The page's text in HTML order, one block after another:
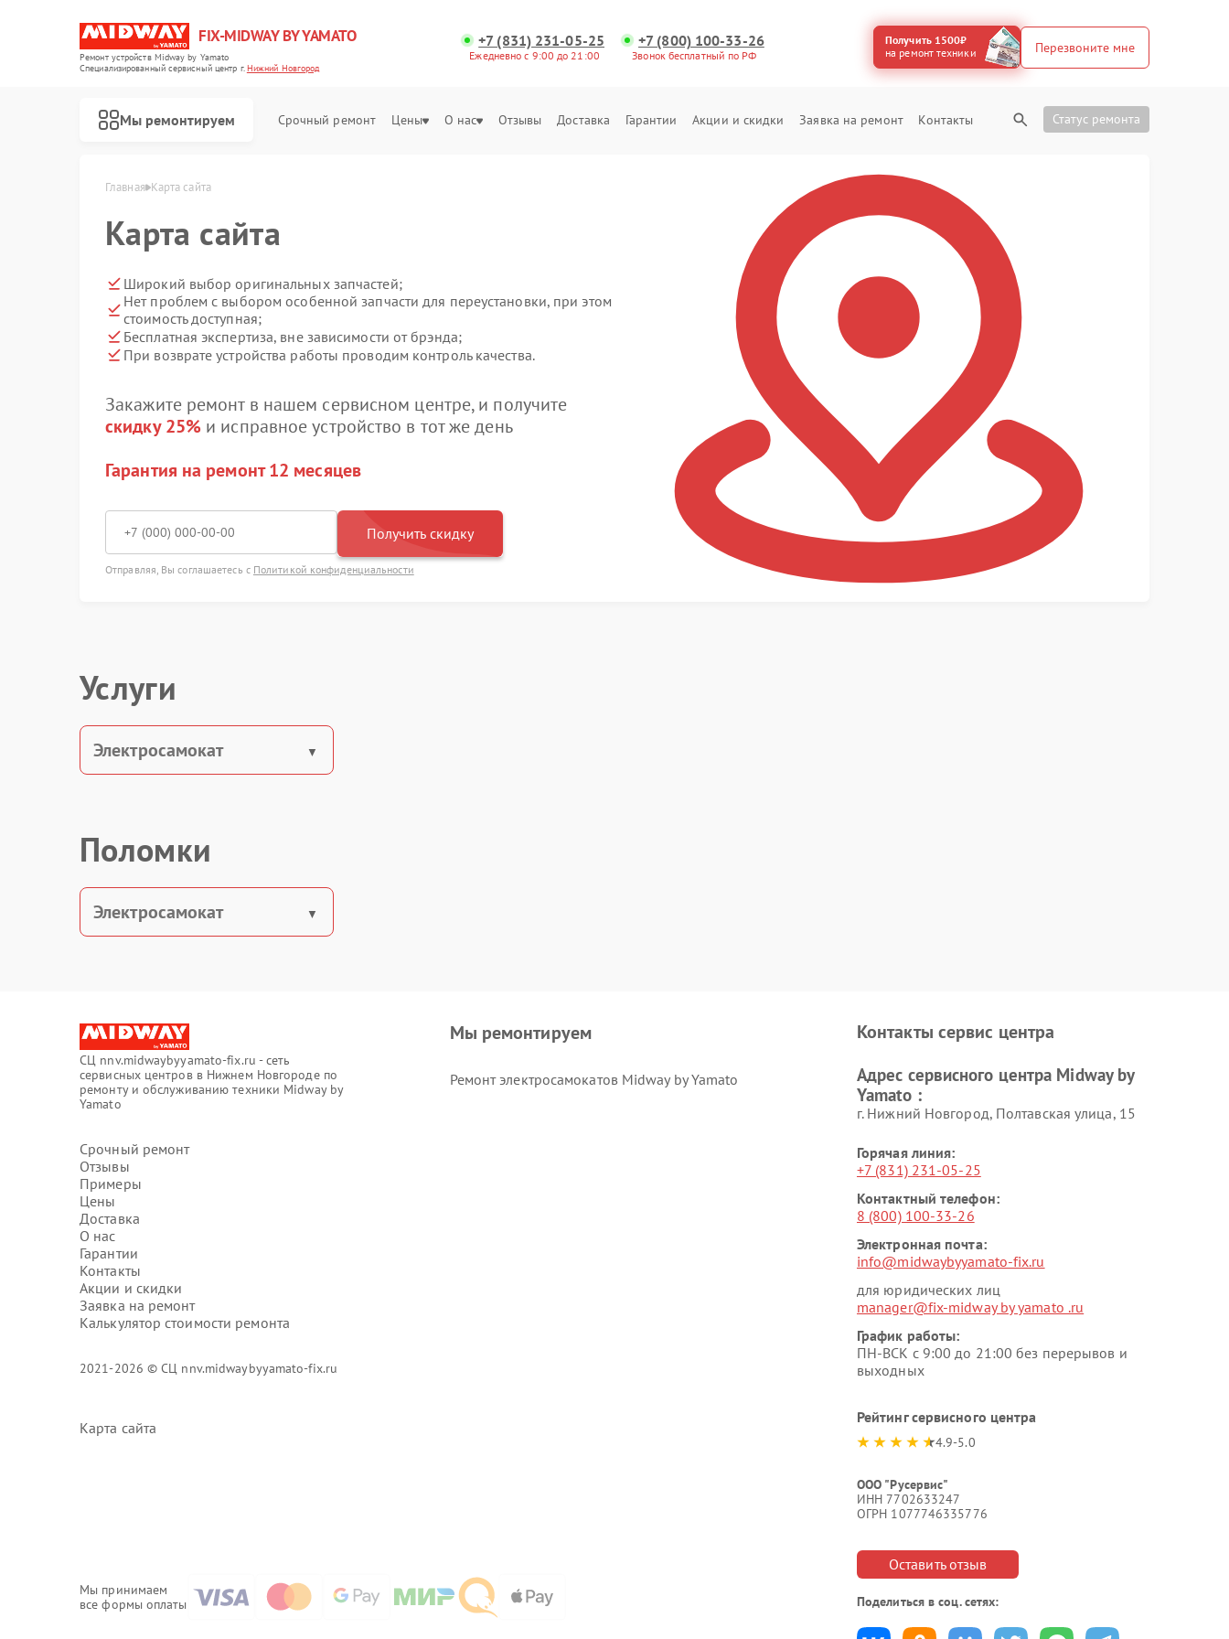
FIX-MIDWAY BY YAMATO
Ремонт устройств Midway by Yamato
Специализированный cервисный центр г.Нижний Новгород
+7 (831) 231-05-25
Ежедневно с 9:00 до 21:00
+7 (800) 100-33-26
Звонок бесплатный по РФ
Получить 1500₽
на ремонт техники
Перезвоните мне
Мы ремонтируем Срочный ремонт Цены О нас Отзывы Доставка Гарантии Акции и скидки Заявка на ремонт Контакты Статус ремонта
Главная Карта сайта
Карта сайта
Широкий выбор оригинальных запчастей;
Нет проблем с выбором особенной запчасти для переустановки, при этом
стоимость доступная;
Бесплатная экспертиза, вне зависимости от брэнда;
При возврате устройства работы проводим контроль качества.
Закажите ремонт в нашем сервисном центре, и получите
скидку 25% и исправное устройство в тот же день
Гарантия на ремонт 12 месяцев
Получить скидку
Отправляя, Вы соглашаетесь с Политикой конфиденциальности
Услуги
Электросамокат
Поломки
Электросамокат
СЦ nnv.midwaybyyamato-fix.ru - сеть
сервисных центров в Нижнем Новгороде по
ремонту и обслуживанию техники Midway by
Yamato
Срочный ремонт
Отзывы
Примеры
Цены
Доставка
О нас
Гарантии
Контакты
Акции и скидки
Заявка на ремонт
Калькулятор стоимости ремонта
2021-2026 © СЦ nnv.midwaybyyamato-fix.ru
Карта сайта
Мы принимаем
все формы оплаты
Мы ремонтируем
Ремонт электросамокатов Midway by Yamato
Контакты сервис центра
Адрес сервисного центра Midway by
Yamato :
г. Нижний Новгород, Полтавская улица, 15
Горячая линия:
+7 (831) 231-05-25
Контактный телефон:
8 (800) 100-33-26
Электронная почта:
info@midwaybyyamato-fix.ru
для юридических лиц
manager@fix-midway by yamato .ru
График работы:
ПН-ВСК с 9:00 до 21:00 без перерывов и
выходных
Рейтинг сервисного центра
4.9-5.0
ООО "Русервис"
ИНН 7702633247
ОГРН 1077746335776
Оставить отзыв
Поделиться в соц. сетях: